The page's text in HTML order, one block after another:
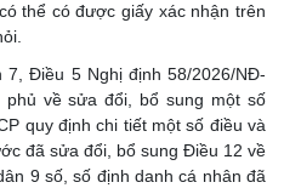
thể có được giấy xác nhận trên
7, Điều 5 Nghị định 58/2026/NĐ-
phủ về sửa đổi, bổ sung một số
quy định chi tiết một số điều và
đã sửa đổi, bổ sung Điều 12 về
9 số, số định danh cá nhân đã